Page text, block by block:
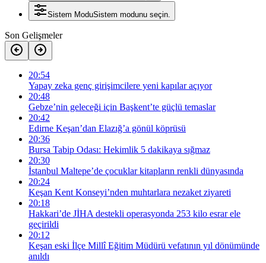
Sistem ModuSistem modunu seçin.
Son Gelişmeler
20:54
Yapay zeka genç girişimcilere yeni kapılar açıyor
20:48
Gebze’nin geleceği için Başkent’te güçlü temaslar
20:42
Edirne Keşan’dan Elazığ’a gönül köprüsü
20:36
Bursa Tabip Odası: Hekimlik 5 dakikaya sığmaz
20:30
İstanbul Maltepe’de çocuklar kitapların renkli dünyasında
20:24
Keşan Kent Konseyi’nden muhtarlara nezaket ziyareti
20:18
Hakkari’de JİHA destekli operasyonda 253 kilo esrar ele
geçirildi
20:12
Keşan eski İlçe Millî Eğitim Müdürü vefatının yıl dönümünde
anıldı